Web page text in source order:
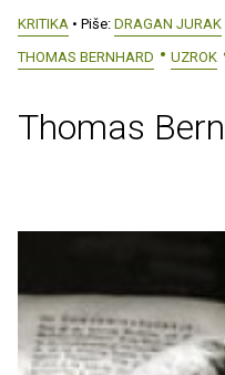
KRITIKA • Piše: DRAGAN JURAK
THOMAS BERNHARD
UZROK
Thomas